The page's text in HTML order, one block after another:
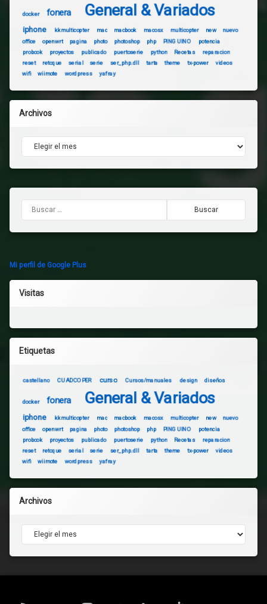
docker fonera General & Variados
iphone kkmulticopter mac macbook macosx multicopter new
nuevo
office
openwrt pagina photo photoshop php PINGUINO
potencia
probook
proyectos publicado puertoserie python Recetas
reparacion
reset
retoque serial serie ser_php.dll tarta theme tx-power
videos
wifi
wiimote wordpress yafray
Archivos
Archivos
Mi perfil de Google Plus
Visitas
Etiquetas
castellano CUADCOPER curso Cursos/manuales design diseños
docker fonera General & Variados
iphone kkmulticopter mac macbook macosx multicopter new
nuevo
office
openwrt pagina photo photoshop php PINGUINO
potencia
probook
proyectos publicado puertoserie python Recetas
reparacion
reset
retoque serial serie ser_php.dll tarta theme tx-power
videos
wifi
wiimote wordpress yafray
Archivos
Archivos